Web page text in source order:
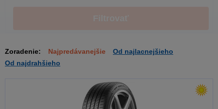
Zoradenie: Najpredávanejšie
Od najlacnejšieho
Od najdrahšieho